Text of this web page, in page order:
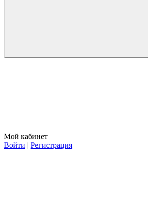
Мой кабинет
Войти | Регистрация